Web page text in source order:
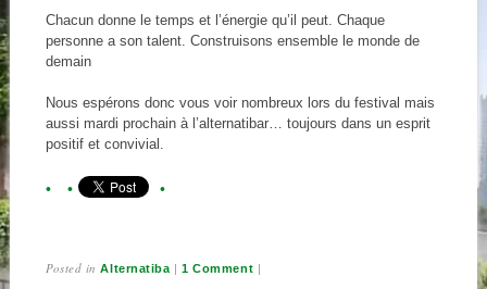
Chacun donne le temps et l’énergie qu’il peut. Chaque
personne a son talent. Construisons ensemble le monde de
demain
Nous espérons donc vous voir nombreux lors du festival mais
aussi mardi prochain à l’alternatibar… toujours dans un esprit
positif et convivial.
Posted inAlternatiba |1 Comment |